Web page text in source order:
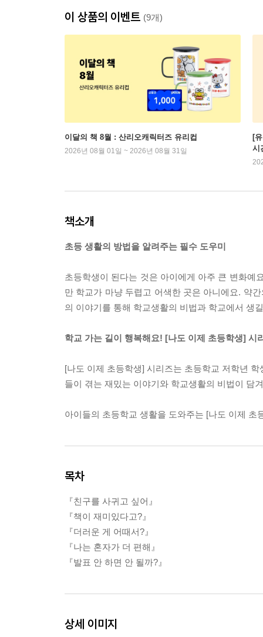
이 상품의 이벤트 (9개)
이달의 책 8월 : 산리오캐릭터즈 유리컵
2026년 08월 01일 ~ 2026년 08월 31일
[
시
책소개
초등 생활의 방법을 알려주는 필수 도우미
초등학생이 된다는 것은 아이에게 아주 큰 변화예
만 학교가 마냥 두렵고 어색한 곳은 아니에요. 약
의 이야기를 통해 학교생활의 비법과 학교에서 생
학교 가는 길이 행복해요! [나도 이제 초등학생] 시
[나도 이제 초등학생] 시리즈는 초등학교 저학년
들이 겪는 재밌는 이야기와 학교생활의 비법이 담
아이들의 초등학교 생활을 도와주는 [나도 이제 초
목차
『친구를 사귀고 싶어』
『책이 재미있다고?』
『더러운 게 어때서?』
『나는 혼자가 더 편해』
『발표 안 하면 안 될까?』
상세 이미지